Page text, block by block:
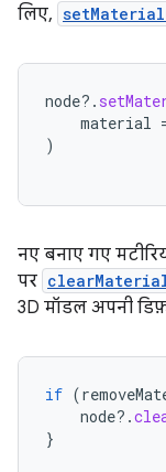
लिए,
node?.
material
)
नए बनाए गए
पर
3D मॉडल अपनी
if (
node?.
}